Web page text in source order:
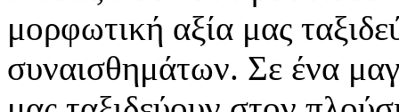
μορφωτική αξία μας
συναισθημάτων. Σε ένα